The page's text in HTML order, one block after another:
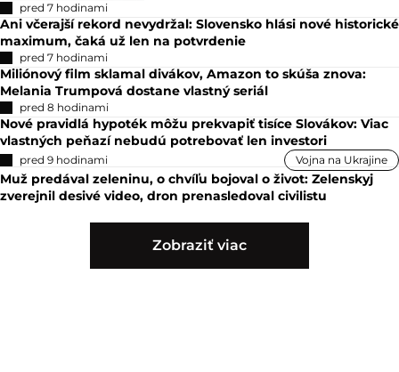
pred 7 hodinami
Ani včerajší rekord nevydržal: Slovensko hlási nové historické
maximum, čaká už len na potvrdenie
pred 7 hodinami
Miliónový film sklamal divákov, Amazon to skúša znova:
Melania Trumpová dostane vlastný seriál
pred 8 hodinami
Nové pravidlá hypoték môžu prekvapiť tisíce Slovákov: Viac
vlastných peňazí nebudú potrebovať len investori
pred 9 hodinami Vojna na Ukrajine
Muž predával zeleninu, o chvíľu bojoval o život: Zelenskyj
zverejnil desivé video, dron prenasledoval civilistu
Zobraziť viac